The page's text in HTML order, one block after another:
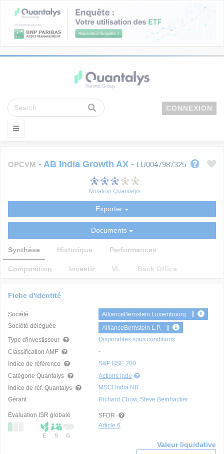
CONNEXION
OPCVM - AB India Growth AX - LU0047987325
Notation Quantalys
Exporter
Documents
Synthèse Historique Performances
Composition Investir VL Back Office
Fiche d'identité
Société
AllianceBernstein Luxembourg
Société déléguée
AllianceBernstein L.P.
Type d'investisseur
Disponibles sous conditions
Classification AMF
-
Indice de référence
S&P BSE 200
Catégorie Quantalys
Actions Inde
Indice de réf. Quantalys
MSCI India NR
Gérant
Richard Chow, Steve Beinhacker
Evaluation ISR globale
E S G
SFDR
Article 6
Valeur liquidative